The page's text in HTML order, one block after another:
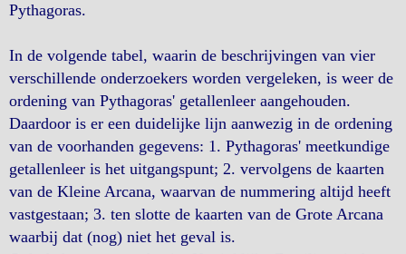
Pythagoras.
In de volgende tabel, waarin de beschrijvingen van vier
verschillende onderzoekers worden vergeleken, is weer de
ordening van Pythagoras' getallenleer aangehouden.
Daardoor is er een duidelijke lijn aanwezig in de ordening
van de voorhanden gegevens: 1. Pythagoras' meetkundige
getallenleer is het uitgangspunt; 2. vervolgens de kaarten
van de Kleine Arcana, waarvan de nummering altijd heeft
vastgestaan; 3. ten slotte de kaarten van de Grote Arcana
waarbij dat (nog) niet het geval is.